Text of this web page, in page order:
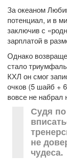
За океаном
потенциал, и в
заключив с
зарплатой в
Однако
стало
КХЛ он смог
очков (5 шайб +
вовсе не набрал
Судя по
не
чудеса.